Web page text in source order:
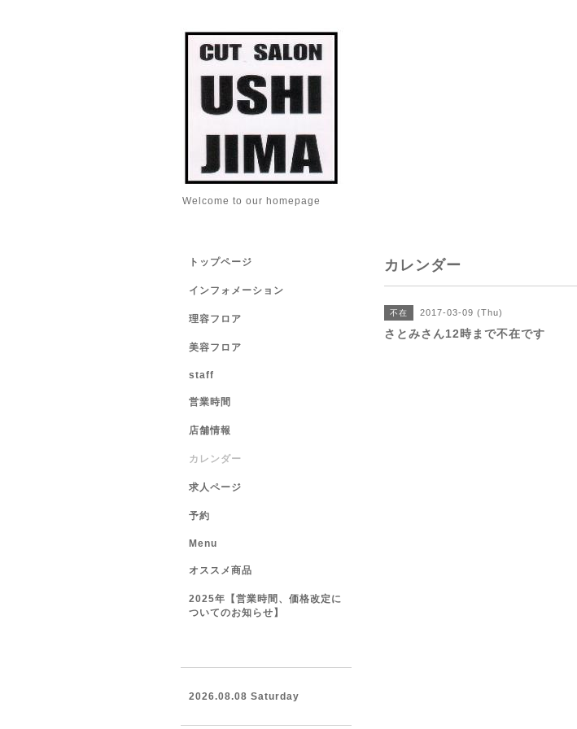
Welcome to our homepage
カレンダー
不在 2017-03-09 (Thu)
さとみさん12時まで不在です
トップページ
インフォメーション
理容フロア
美容フロア
staff
営業時間
店舗情報
カレンダー
求人ページ
予約
Menu
オススメ商品
2025年【営業時間、価格改定に
ついてのお知らせ】
2026.08.08 Saturday